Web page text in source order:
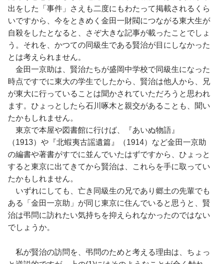
出をした「事件」さえも二度にもわたって掲載されるくら
いですから、今をときめく金田一財閥につながる東大生が
自殺をしたとなると、さぞ大きな記事が載ったことでしょ
う。それを、かつての同級生である賢治が目にしなかった
とは考えられません。
金田一京助は、賢治たちが盛岡中学校で同級生になった
時点ですでに東大の学生でしたから、賢治は他人から、兄
が東大に行っていることは聞かされていただろうと思われ
ます。ひょっとしたら石川啄木と親交があることも、聞い
たかもしれません。
東京で本屋や図書館に行けば、『あいぬ物語』
（1913）や『北蝦夷古謡遺篇』（1914）など金田一京助
の編書や著書がすでに並んでいたはずですから、ひょっと
すると東京に出てきてから賢治は、これらを手に取ってい
たかもしれません。
いずれにしても、亡き同級生の兄であり郷土の先輩でも
ある「金田一京助」が同じ東京に住んでいると思うと、賢
治は弔問に訪れたい気持ちを抑えられなかったのではない
でしょうか。
私が賢治の訪問を、弔問のためと考える理由は、ちょっ